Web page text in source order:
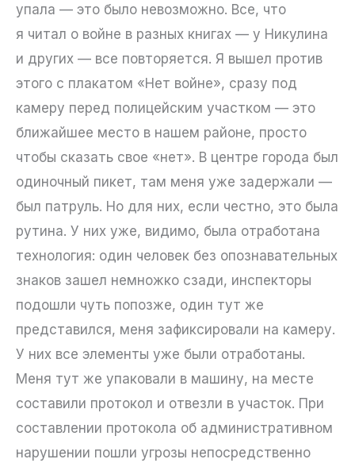
упала — это было невозможно. Все, что
я читал о войне в разных книгах — у Никулина
и других — все повторяется. Я вышел против
этого с плакатом «Нет войне», сразу под
камеру перед полицейским участком — это
ближайшее место в нашем районе, просто
чтобы сказать свое «нет». В центре города был
одиночный пикет, там меня уже задержали —
был патруль. Но для них, если честно, это была
рутина. У них уже, видимо, была отработана
технология: один человек без опознавательных
знаков зашел немножко сзади, инспекторы
подошли чуть попозже, один тут же
представился, меня зафиксировали на камеру.
У них все элементы уже были отработаны.
Меня тут же упаковали в машину, на месте
составили протокол и отвезли в участок. При
составлении протокола об административном
нарушении пошли угрозы непосредственно